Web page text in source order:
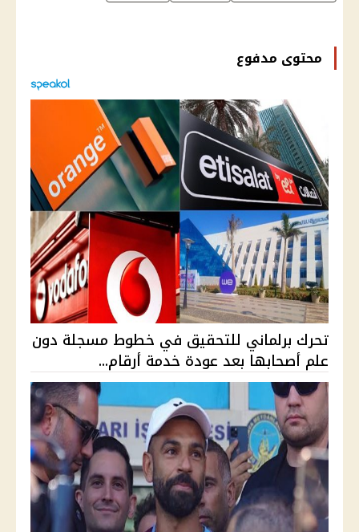
محتوى مدفوع
تحرك برلماني للتحقيق في خطوط مسجلة دون
علم أصحابها بعد عودة خدمة أرقام...